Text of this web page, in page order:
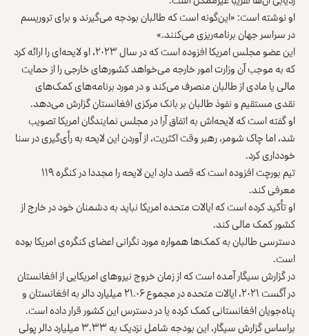
او نوشته است: «این‌گونه است که طالبان بودجه می‌گیرند و برای تروریسم
در سراسر جهان برنامه‌ریزی می‌کنند.»
این عضو مجلس امریکا افزوده است که در سال ۲۰۲۳، او لایحه‌ای را ارائه کرد
که به موجب آن وزارت امور خارجه می‌خواهد کشورهای خارجی را از حمایت
مالی یا مادی از طالبان منصرف می‌کند و در مورد برنامه‌های کمک‌های
نقدی مستقیم و نفوذ طالبان بر بانک مرکزی افغانستان گزارش می‌دهد.
او گفته است که لایحه‌اش به اتفاق آرا در مجلس نمایندگان امریکا تصویب
شد، اما چاک شومر، رهبر وقت اکثریت، از آوردن این لایحه به رأی‌گیری در سنا
خودداری کرد.
تیم بورچت افزوده است که قصد دارد این لایحه را مجددا در کنگره ۱۱۹
معرفی کند.
او تأکید کرده است که ایالات متحده امریکا نباید به دشمنان خود در خارج از
کشور کمک مالی کند.
دسترسی طالبان به کمک‌ها همواره مورد نگرانی اعضای کنگره‌ی امریکا بوده
است.
در گزارش سیگار آمده است که از زمان خروج نیروهای امریکایی از افغانستان
در آگست ۲۰۲۱، ایالات متحده در مجموع ۲۱.۰۶ میلیارد دالر به افغانستان و
پناه‌جویان افغانستانی کمک کرده یا در دسترس این کشور قرار داده است.
براساس گزارش سیگار، این بودجه شامل نزدیک به ۳.۳۳ میلیارد دالر پولی